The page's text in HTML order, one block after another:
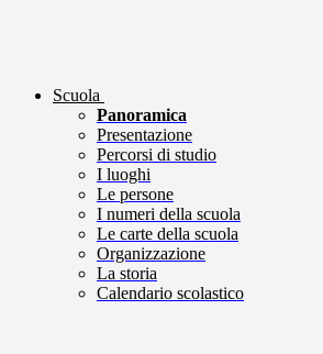
Scuola
Panoramica
Presentazione
Percorsi di studio
I luoghi
Le persone
I numeri della scuola
Le carte della scuola
Organizzazione
La storia
Calendario scolastico